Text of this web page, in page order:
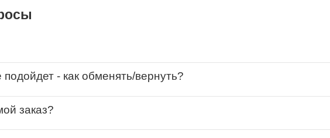
- как обменять/вернуть?
заказ?